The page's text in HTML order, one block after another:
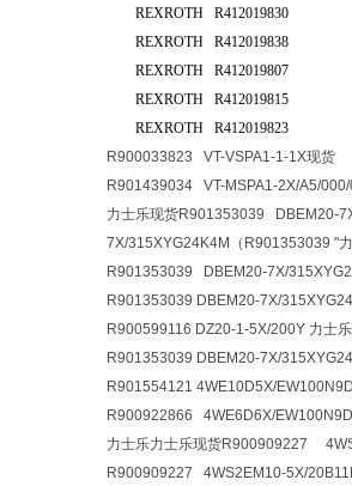
REXROTH R412019830
REXROTH R412019838
REXROTH R412019807
REXROTH R412019815
REXROTH R412019823
R900033823 VT-VSPA1-1-1X现货
R901439034 VT-MSPA1-2X/A5/
力士乐现货R901353039 DBEM20-
7X/315XYG24K4M（R901353039 "
R901353039 DBEM20-7X/
R901353039 DBEM20-7X/
R900599116 DZ20-1-5X/200Y 力士
R901353039 DBEM20-7X/
R901554121 4WE10D5X/
R900922866 4WE6D6X/
力士乐力士乐现货R900909227
R900909227 4WS2EM10-5X/